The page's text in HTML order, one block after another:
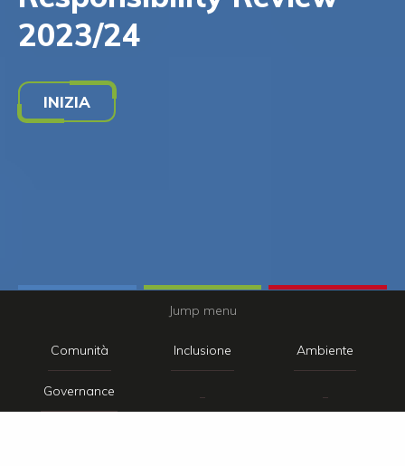
2023/24
INIZIA
Jump menu
Comunità Inclusione Ambiente
Governance